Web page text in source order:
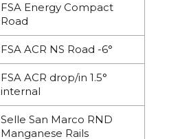
FSA Energy Compact
Road
FSA ACR NS Road -6°
FSA ACR drop/in 1.5°
internal
Selle San Marco RND
Manganese Rails